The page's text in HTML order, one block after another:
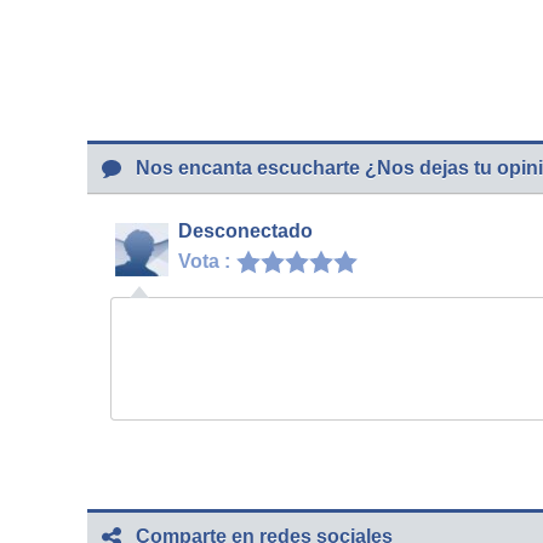
Nos encanta escucharte ¿Nos dejas tu
Desconectado
Vota :
Comparte en redes sociales